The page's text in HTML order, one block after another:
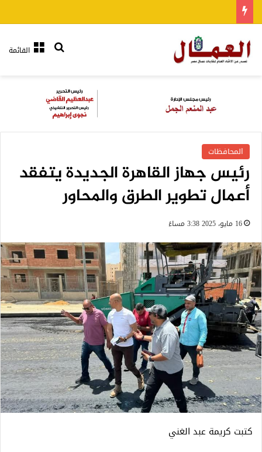
القائمةبحث عن
المحافظات
رئيس جهاز القاهرة الجديدة يتفقد
أعمال تطوير الطرق والمحاور
16 مايو، 2025 3:38 مساءً
كتبت كريمة عبد الغني